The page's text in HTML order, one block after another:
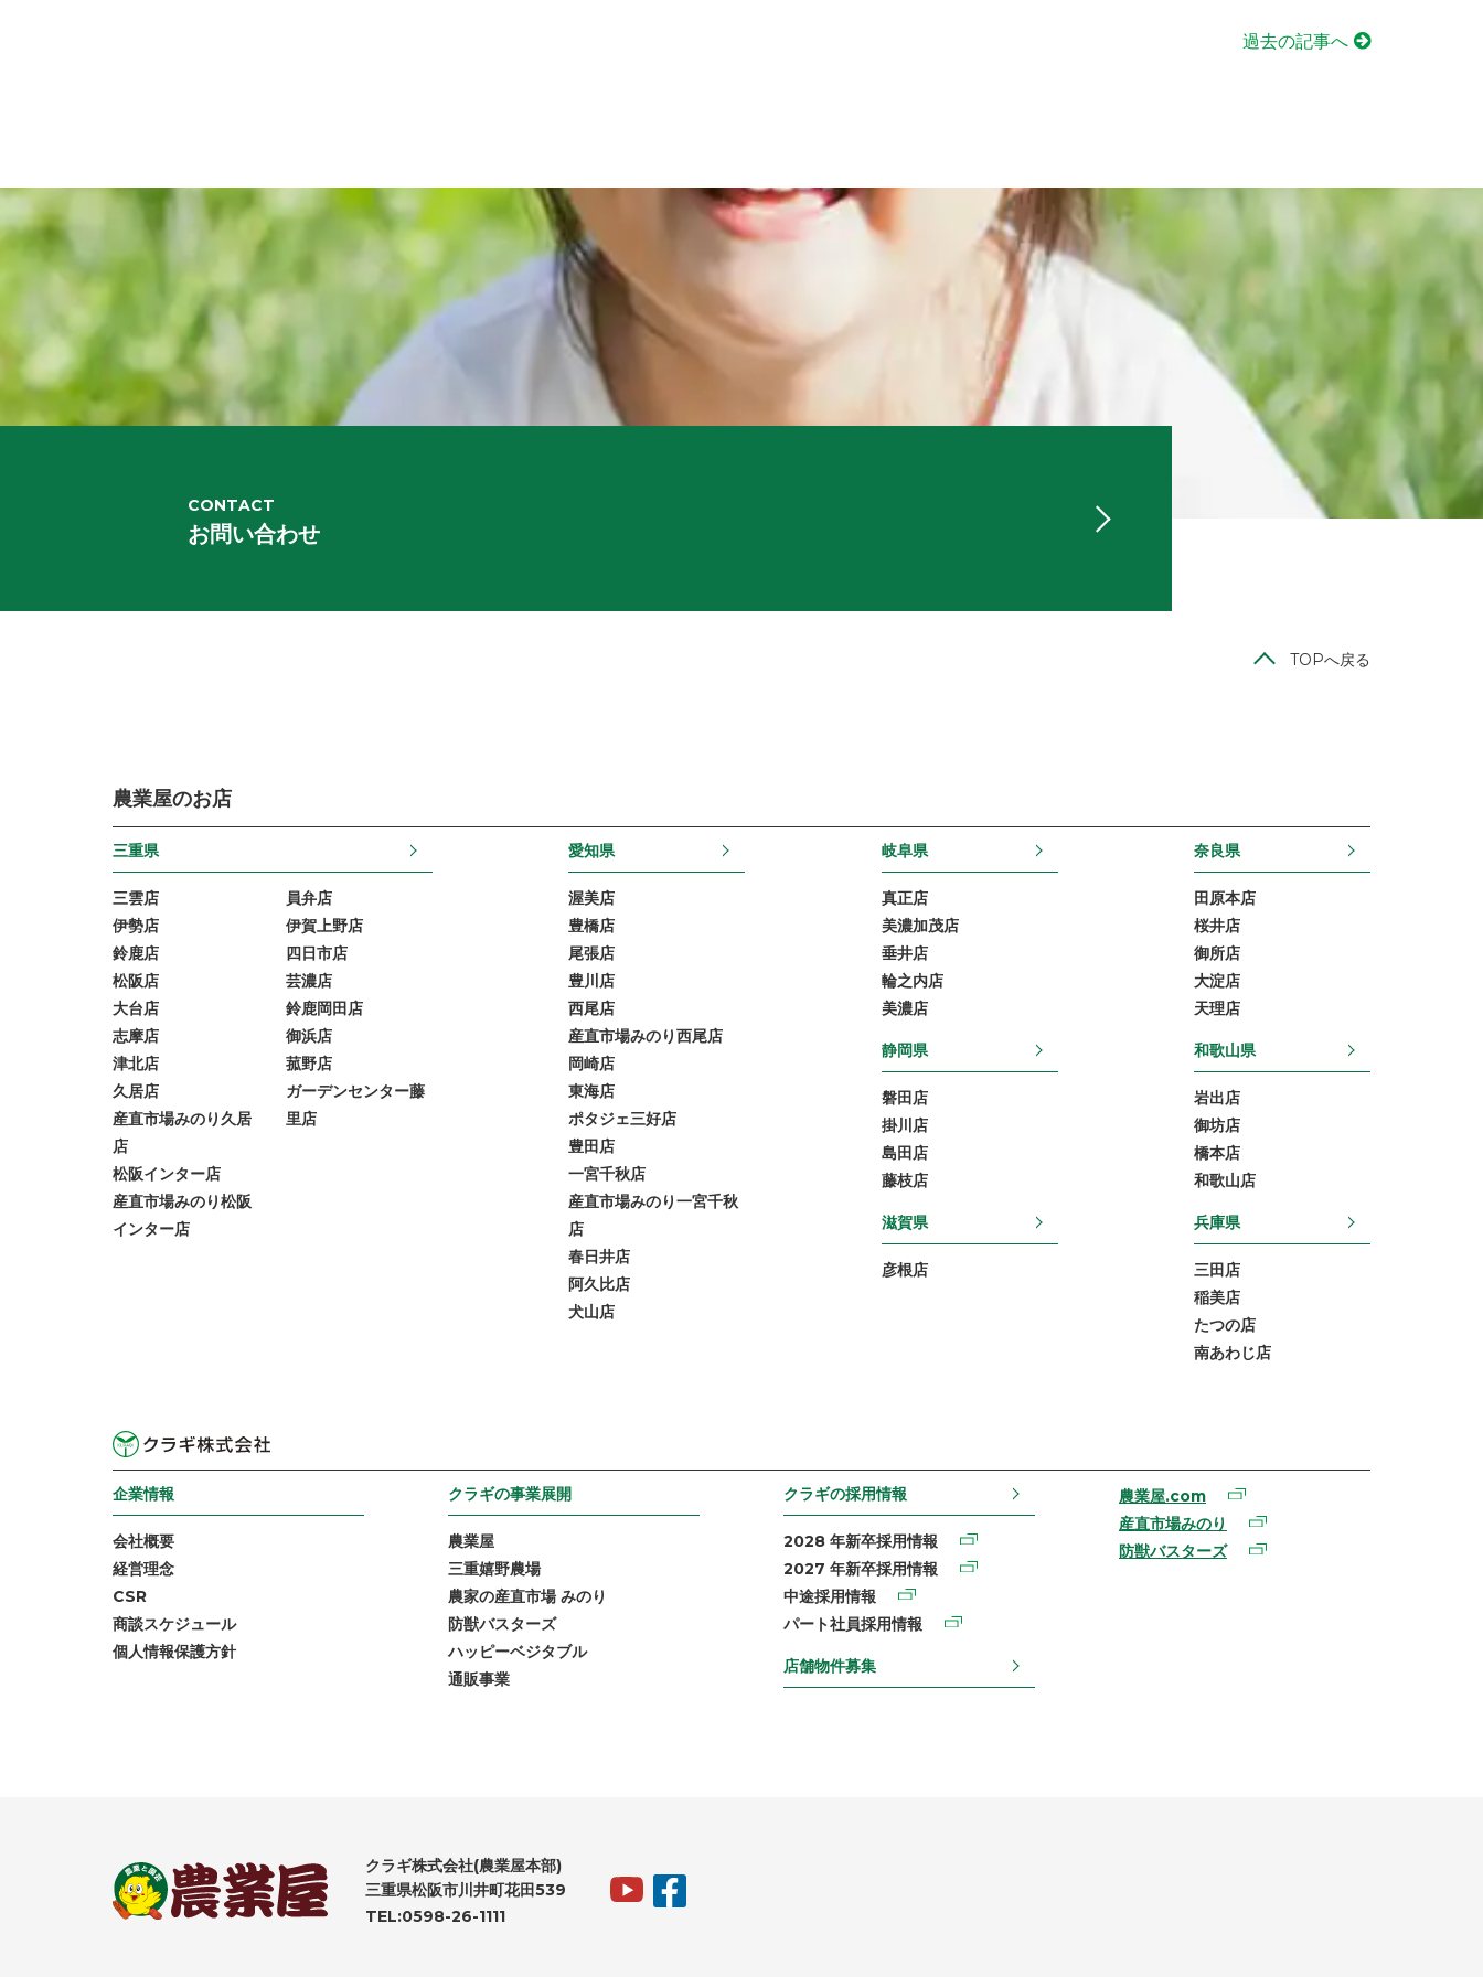
過去の記事へ
CONTACT
お問い合わせ
TOPへ戻る
農業屋のお店
三重県
三雲店
伊勢店
鈴鹿店
松阪店
大台店
志摩店
津北店
久居店
産直市場みのり久居
店
松阪インター店
産直市場みのり松阪
インター店
員弁店
伊賀上野店
四日市店
芸濃店
鈴鹿岡田店
御浜店
菰野店
ガーデンセンター藤
里店
愛知県
渥美店
豊橋店
尾張店
豊川店
西尾店
産直市場みのり西尾店
岡崎店
東海店
ポタジェ三好店
豊田店
一宮千秋店
産直市場みのり一宮千秋
店
春日井店
阿久比店
犬山店
岐阜県
真正店
美濃加茂店
垂井店
輪之内店
美濃店
静岡県
磐田店
掛川店
島田店
藤枝店
滋賀県
彦根店
奈良県
田原本店
桜井店
御所店
大淀店
天理店
和歌山県
岩出店
御坊店
橋本店
和歌山店
兵庫県
三田店
稲美店
たつの店
南あわじ店
企業情報
会社概要
経営理念
CSR
商談スケジュール
個人情報保護方針
クラギの事業展開
農業屋
三重嬉野農場
農家の産直市場 みのり
防獣バスターズ
ハッピーベジタブル
通販事業
クラギの採用情報
2028 年新卒採用情報
2027 年新卒採用情報
中途採用情報
パート社員採用情報
店舗物件募集
農業屋.com
産直市場みのり
防獣バスターズ
クラギ株式会社(農業屋本部)
三重県松阪市川井町花田539
TEL:0598-26-1111